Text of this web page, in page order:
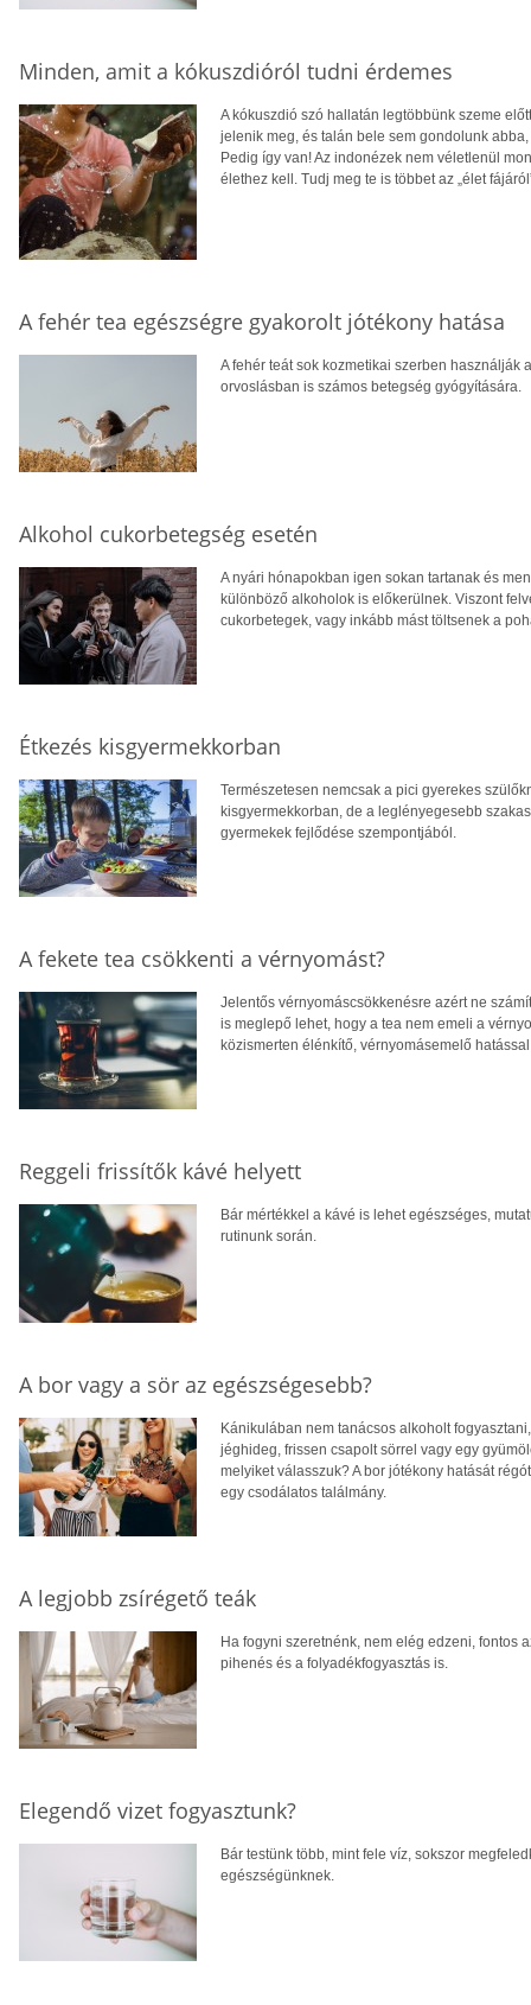
Minden, amit a kókuszdióról tudni érdemes
A kókuszdió szó hallatán legtöbbünk szeme
jelenik meg, és talán bele sem gondolunk
Pedig így van! Az indonézek nem véletlenül
élethez kell. Tudj meg te is többet az „élet
A fehér tea egészségre gyakorolt jótékony hatása
A fehér teát sok kozmetikai szerben
orvoslásban is számos betegség gyógyítására.
Alkohol cukorbetegség esetén
A nyári hónapokban igen sokan tartanak és
különböző alkoholok is előkerülnek. Viszont
cukorbetegek, vagy inkább mást töltsenek a
Étkezés kisgyermekkorban
Természetesen nemcsak a pici gyerekes
kisgyermekkorban, de a leglényegesebb
gyermekek fejlődése szempontjából.
A fekete tea csökkenti a vérnyomást?
Jelentős vérnyomáscsökkenésre azért ne
is meglepő lehet, hogy a tea nem emeli a
közismerten élénkítő, vérnyomásemelő
Reggeli frissítők kávé helyett
Bár mértékkel a kávé is lehet egészséges,
rutinunk során.
A bor vagy a sör az egészségesebb?
Kánikulában nem tanácsos alkoholt
jéghideg, frissen csapolt sörrel vagy egy
melyiket válasszuk? A bor jótékony hatását
egy csodálatos találmány.
A legjobb zsírégető teák
Ha fogyni szeretnénk, nem elég edzeni, fontos
pihenés és a folyadékfogyasztás is.
Elegendő vizet fogyasztunk?
Bár testünk több, mint fele víz, sokszor
egészségünknek.